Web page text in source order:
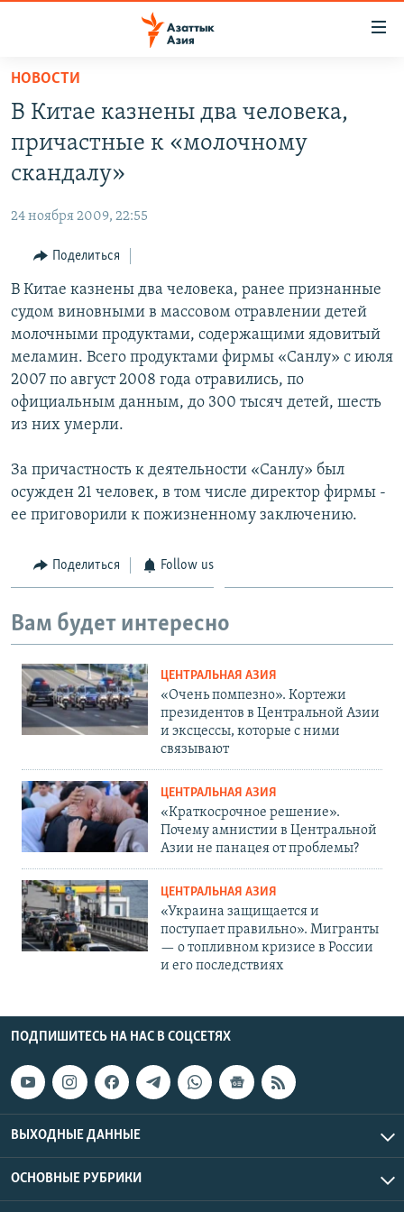
Вернуться
основному
содержанию
Вернутся
главной
навигации
Вернутся
поиску
ТАДЖИКИСТАН
ВОЙНА В УКРАИНЕ
ҚАЗАҚША
КЫРГЫЗЧА
ЎЗБЕКЧА
ТОҶИКӢ
TÜRKMENÇE
НОВОСТИ
В Китае казнены два человека,
причастные к «молочному
скандалу»
24 ноября 2009, 22:55
Поделиться
В Китае казнены два человека, ранее признанные
судом виновными в массовом отравлении детей
молочными продуктами, содержащими ядовитый
меламин. Всего продуктами фирмы «Санлу» с июля
2007 по август 2008 года отравились, по
официальным данным, до 300 тысяч детей, шесть
из них умерли.
За причастность к деятельности «Санлу» был
осужден 21 человек, в том числе директор фирмы -
ее приговорили к пожизненному заключению.
Поделиться Follow us
Вам будет интересно
ЦЕНТРАЛЬНАЯ АЗИЯ
«Очень помпезно». Кортежи
президентов в Центральной Азии
и эксцессы, которые с ними
связывают
ЦЕНТРАЛЬНАЯ АЗИЯ
«Краткосрочное решение».
Почему амнистии в Центральной
Азии не панацея от проблемы?
ЦЕНТРАЛЬНАЯ АЗИЯ
«Украина защищается и
поступает правильно». Мигранты
— о топливном кризисе в России
и его последствиях
ПОДПИШИТЕСЬ НА НАС В СОЦСЕТЯХ
ВЫХОДНЫЕ ДАННЫЕ
ОСНОВНЫЕ РУБРИКИ